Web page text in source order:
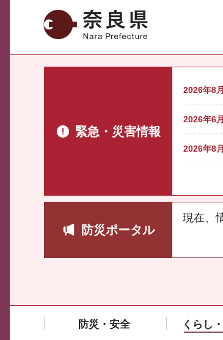
奈良県
緊急・災害情報
2026年8
2026年6
2026年8
防災ポータル
現在、
防災・安全 くらし